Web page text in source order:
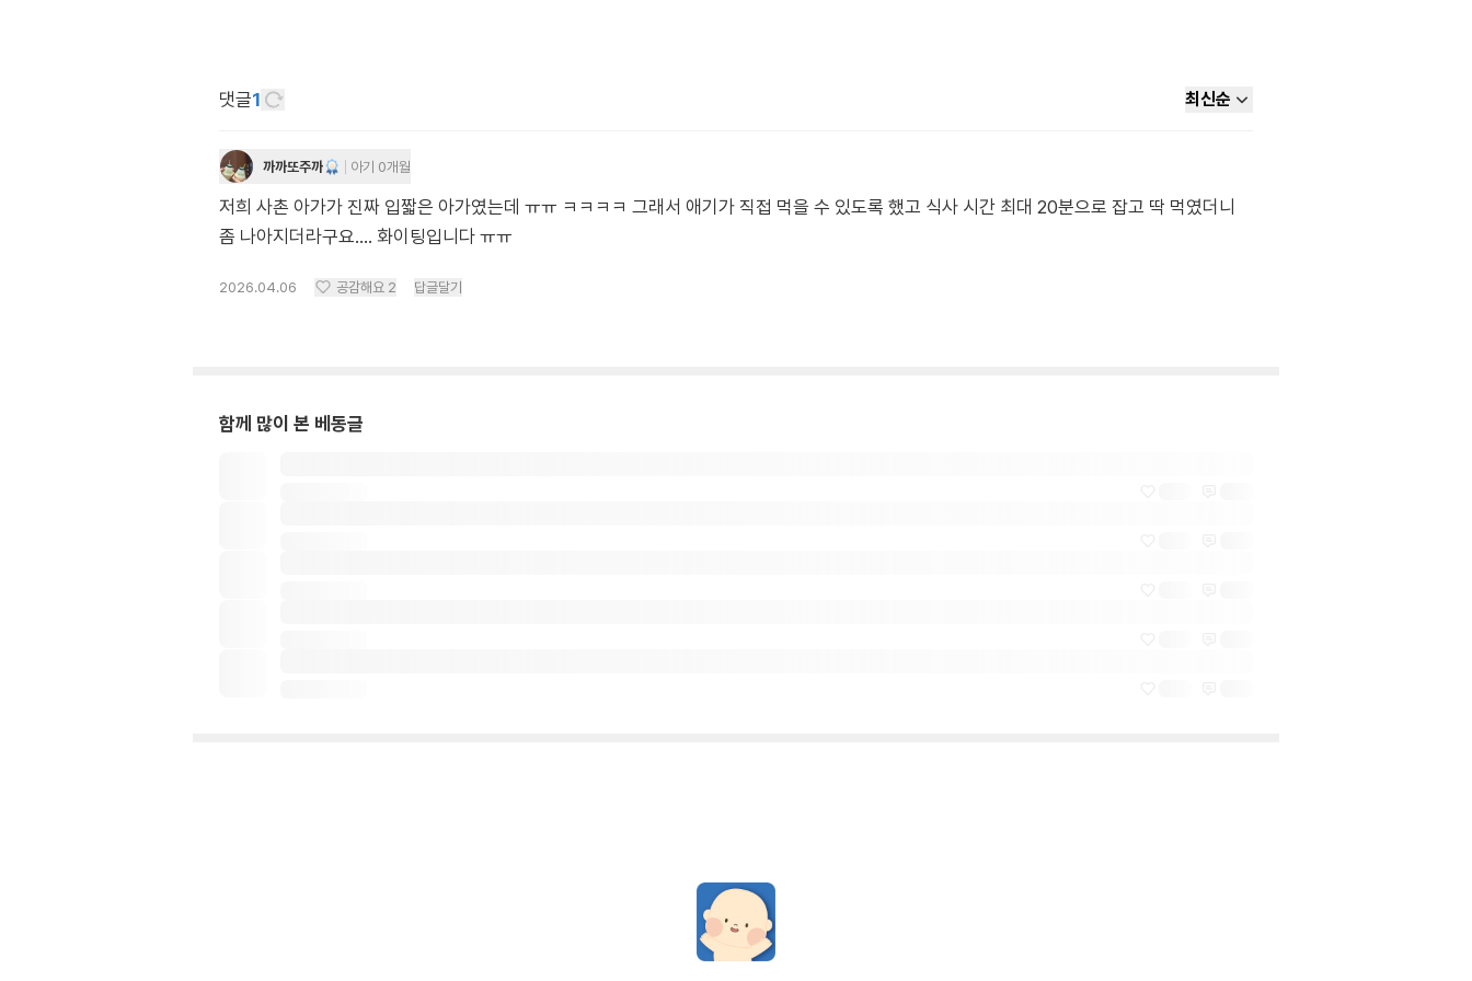
댓글1 최신순
까까또주까 아기 0개월
저희 사촌 아가가 진짜 입짧은 아가였는데 ㅠㅠ ㅋㅋㅋㅋ 그래서 애기가 직접 먹을 수 있도록 했고 식사 시간 최대 20분으로 잡고 딱 먹였더니
좀 나아지더라구요…. 화이팅입니다 ㅠㅠ
2026.04.06 공감해요 2 답글달기
함께 많이 본 베동글